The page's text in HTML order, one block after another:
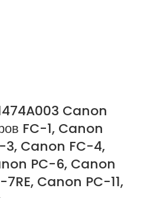
Canon
FC-1, Canon
3, Canon FC-4,
PC-6, Canon
Canon PC-11,